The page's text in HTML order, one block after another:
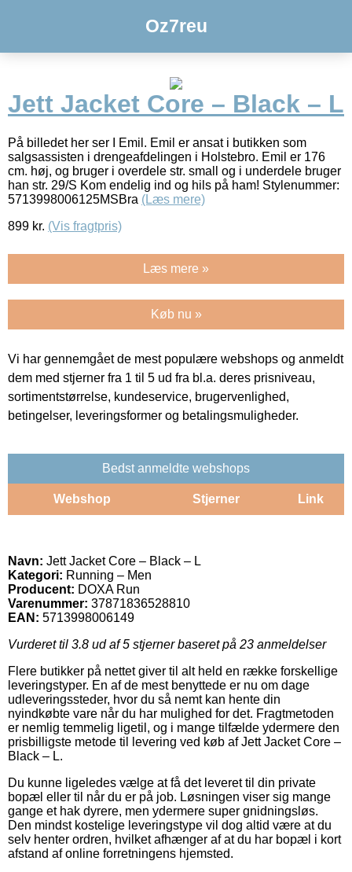
Oz7reu
Jett Jacket Core – Black – L
På billedet her ser I Emil. Emil er ansat i butikken som
salgsassisten i drengeafdelingen i Holstebro. Emil er 176
cm. høj, og bruger i overdele str. small og i underdele bruger
han str. 29/S Kom endelig ind og hils på ham! Stylenummer:
5713998006125MSBra (Læs mere)
899 kr. (Vis fragtpris)
Læs mere »
Køb nu »
Vi har gennemgået de mest populære webshops og anmeldt
dem med stjerner fra 1 til 5 ud fra bl.a. deres prisniveau,
sortimentstørrelse, kundeservice, brugervenlighed,
betingelser, leveringsformer og betalingsmuligheder.
Bedst anmeldte webshops
Webshop Stjerner Link
Navn: Jett Jacket Core – Black – L
Kategori: Running – Men
Producent: DOXA Run
Varenummer: 37871836528810
EAN: 5713998006149
Vurderet til 3.8 ud af 5 stjerner baseret på 23 anmeldelser
Flere butikker på nettet giver til alt held en række forskellige
leveringstyper. En af de mest benyttede er nu om dage
udleveringssteder, hvor du så nemt kan hente din
nyindkøbte vare når du har mulighed for det. Fragtmetoden
er nemlig temmelig ligetil, og i mange tilfælde ydermere den
prisbilligste metode til levering ved køb af Jett Jacket Core –
Black – L.
Du kunne ligeledes vælge at få det leveret til din private
bopæl eller til når du er på job. Løsningen viser sig mange
gange et hak dyrere, men ydermere super gnidningsløs.
Den mindst kostelige leveringstype vil dog altid være at du
selv henter ordren, hvilket afhænger af at du har bopæl i kort
afstand af online forretningens hjemsted.